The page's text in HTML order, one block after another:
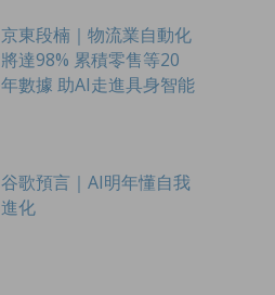
京東段楠｜物流業自動化
將達98% 累積零售等20
年數據 助AI走進具身智能
谷歌預言｜AI明年懂自我
進化